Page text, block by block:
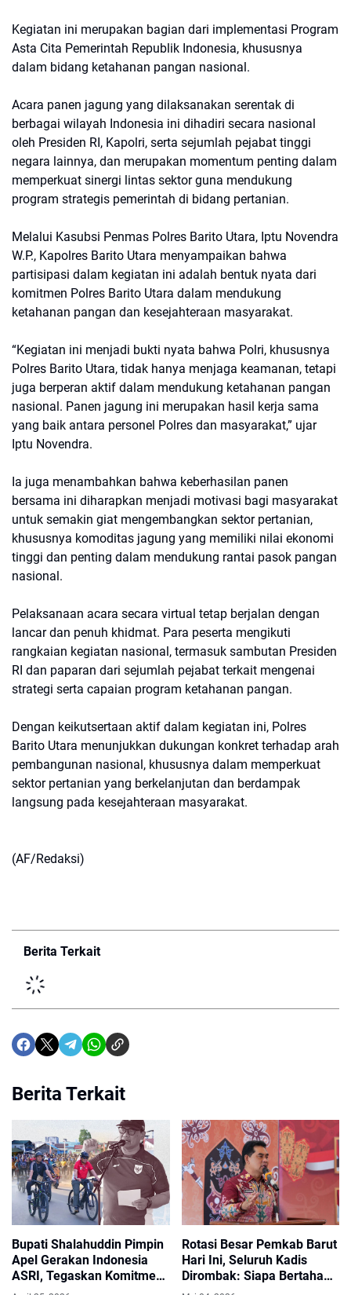
Kegiatan ini merupakan bagian dari implementasi Program
Asta Cita Pemerintah Republik Indonesia, khususnya
dalam bidang ketahanan pangan nasional.
Acara panen jagung yang dilaksanakan serentak di
berbagai wilayah Indonesia ini dihadiri secara nasional
oleh Presiden RI, Kapolri, serta sejumlah pejabat tinggi
negara lainnya, dan merupakan momentum penting dalam
memperkuat sinergi lintas sektor guna mendukung
program strategis pemerintah di bidang pertanian.
Melalui Kasubsi Penmas Polres Barito Utara, Iptu Novendra
W.P., Kapolres Barito Utara menyampaikan bahwa
partisipasi dalam kegiatan ini adalah bentuk nyata dari
komitmen Polres Barito Utara dalam mendukung
ketahanan pangan dan kesejahteraan masyarakat.
“Kegiatan ini menjadi bukti nyata bahwa Polri, khususnya
Polres Barito Utara, tidak hanya menjaga keamanan, tetapi
juga berperan aktif dalam mendukung ketahanan pangan
nasional. Panen jagung ini merupakan hasil kerja sama
yang baik antara personel Polres dan masyarakat,” ujar
Iptu Novendra.
Ia juga menambahkan bahwa keberhasilan panen
bersama ini diharapkan menjadi motivasi bagi masyarakat
untuk semakin giat mengembangkan sektor pertanian,
khususnya komoditas jagung yang memiliki nilai ekonomi
tinggi dan penting dalam mendukung rantai pasok pangan
nasional.
Pelaksanaan acara secara virtual tetap berjalan dengan
lancar dan penuh khidmat. Para peserta mengikuti
rangkaian kegiatan nasional, termasuk sambutan Presiden
RI dan paparan dari sejumlah pejabat terkait mengenai
strategi serta capaian program ketahanan pangan.
Dengan keikutsertaan aktif dalam kegiatan ini, Polres
Barito Utara menunjukkan dukungan konkret terhadap arah
pembangunan nasional, khususnya dalam memperkuat
sektor pertanian yang berkelanjutan dan berdampak
langsung pada kesejahteraan masyarakat.
(AF/Redaksi)
Berita Terkait
Berita Terkait
Bupati Shalahuddin Pimpin
Apel Gerakan Indonesia
ASRI, Tegaskan Komitmen
Kebersihan Lingkungan
Rotasi Besar Pemkab Barut
Hari Ini, Seluruh Kadis
Dirombak: Siapa Bertahan
di Kursinya?